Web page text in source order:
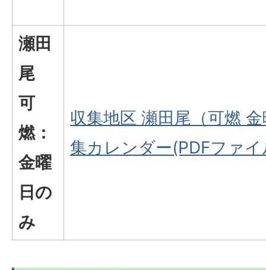
瀬田
尾
可
燃：
金曜
日の
み
収集地区 瀬田尾（可燃
集カレンダー(PDFファ